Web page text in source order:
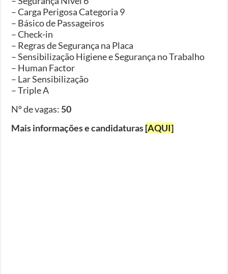
– Carga Perigosa Categoria 9
– Básico de Passageiros
– Check-in
– Regras de Segurança na Placa
– Sensibilização Higiene e Segurança no Trabalho
– Human Factor
– Lar Sensibilização
– Triple A
Nº de vagas: 50
Mais informações e candidaturas[AQUI]